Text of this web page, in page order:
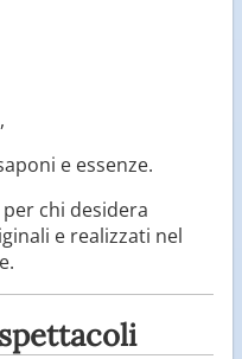
e essenze.
chi desidera
e realizzati nel